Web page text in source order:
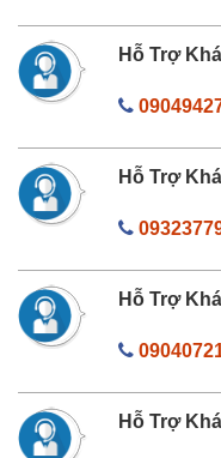
Hỗ Trợ
Hỗ Trợ
Hỗ Trợ
Hỗ Trợ